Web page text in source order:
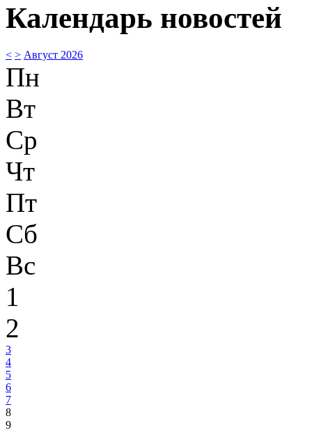
Календарь новостей
< > Август 2026
Пн
Вт
Ср
Чт
Пт
Сб
Вс
1
2
3
4
5
6
7
8
9